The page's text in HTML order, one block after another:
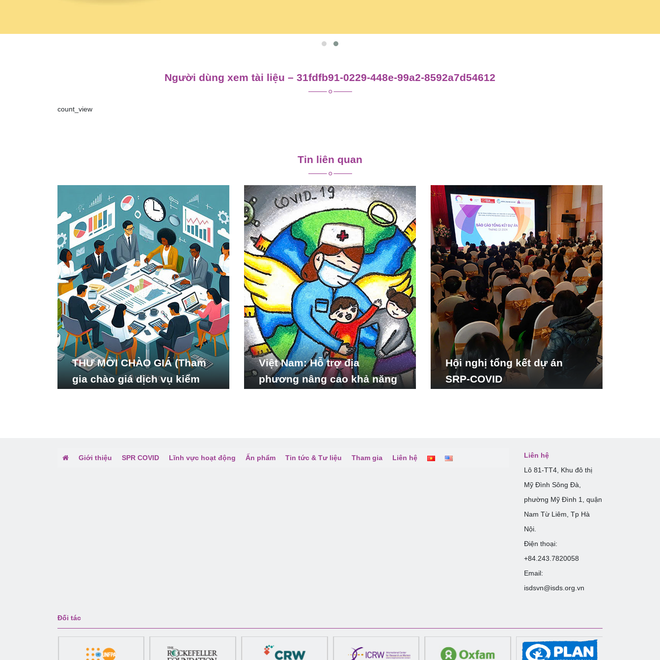
Người dùng xem tài liệu – 31fdfb91-0229-448e-99a2-8592a7d54612
count_view
viết
Tin liên quan
THƯ MỜI CHÀO GIÁ (Tham
gia chào giá dịch vụ kiểm
Việt Nam: Hỗ trợ địa
phương nâng cao khả năng
Hội nghị tổng kết dự án
SRP-COVID
Giới thiệu SPR COVID Lĩnh vực hoạt động Ấn phẩm Tin tức & Tư liệu Tham gia Liên hệ
Liên hệ
Lô 81-TT4, Khu đô thị
Mỹ Đình Sông Đà,
phường Mỹ Đình 1, quận
Nam Từ Liêm, Tp Hà
Nội.
Điện thoại:
+84.243.7820058
Email:
isdsvn@isds.org.vn
Đối tác